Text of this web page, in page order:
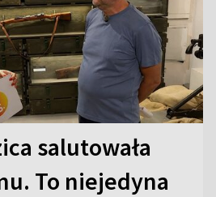
salutowała
To niejedyna